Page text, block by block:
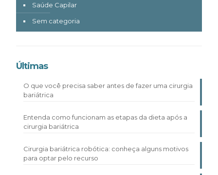
Saúde Capilar
Sem categoria
Últimas
O que você precisa saber antes de fazer uma cirurgia
bariátrica
Entenda como funcionam as etapas da dieta após a
cirurgia bariátrica
Cirurgia bariátrica robótica: conheça alguns motivos
para optar pelo recurso